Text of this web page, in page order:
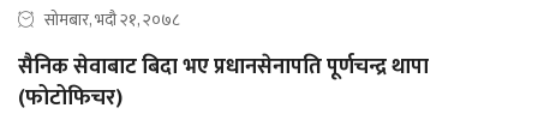
सोमबार, भदौ २१, २०७८
सैनिक सेवाबाट बिदा भए प्रधानसेनापति पूर्णचन्द्र थापा
(फोटोफिचर)